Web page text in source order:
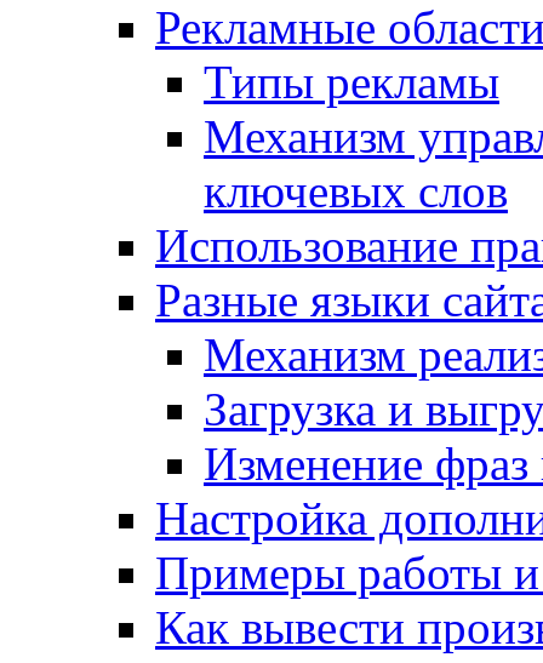
Рекламные
Типы рекламы
Механизм
ключевых слов
Использование
Разные языки
Механизм
Загрузка и
Изменение
Настройка
Примеры работы
Как вывести